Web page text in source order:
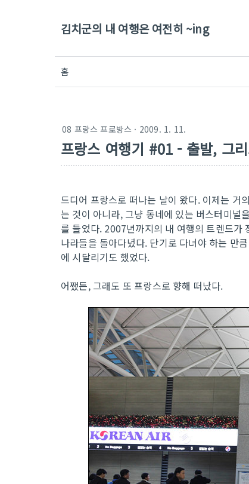
김치군의 내 여행은 여전히 ~ing
홈
08 프랑스 프로방스 · 2009. 1. 11.
프랑스 여행기 #01 - 출발, 그
드디어 프랑스로 떠나는 날이 왔다. 이제는 거
는 것이 아니라, 그냥 동네에 있는 버스터미널
를 들었다. 2007년까지의 내 여행의 트렌드
나라들을 돌아다녔다. 단기로 다녀야 하는 만
에 시달리기도 했었다.
어쨌든, 그래도 또 프랑스로 향해 떠났다.